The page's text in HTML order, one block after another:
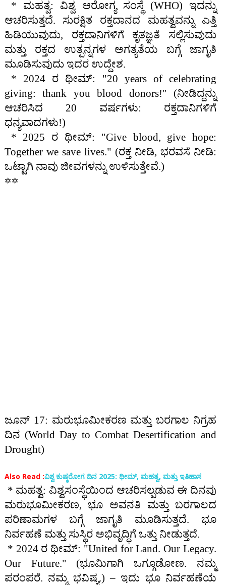
* ಮಹತ್ವ: ವಿಶ್ವ ಆರೋಗ್ಯ ಸಂಸ್ಥೆ (WHO) ಇದನ್ನು
ಆಚರಿಸುತ್ತದೆ. ಸುರಕ್ಷಿತ ರಕ್ತದಾನದ ಮಹತ್ವವನ್ನು ಎತ್ತಿ
ಹಿಡಿಯುವುದು, ರಕ್ತದಾನಿಗಳಿಗೆ ಕೃತಜ್ಞತೆ ಸಲ್ಲಿಸುವುದು
ಮತ್ತು ರಕ್ತದ ಉತ್ಪನ್ನಗಳ ಅಗತ್ಯತೆಯ ಬಗ್ಗೆ ಜಾಗೃತಿ
ಮೂಡಿಸುವುದು ಇದರ ಉದ್ದೇಶ.
* 2024 ರ ಥೀಮ್: "20 years of celebrating
giving: thank you blood donors!" (ನೀಡಿದ್ದನ್ನು
ಆಚರಿಸಿದ 20 ವರ್ಷಗಳು: ರಕ್ತದಾನಿಗಳಿಗೆ
ಧನ್ಯವಾದಗಳು!)
* 2025 ರ ಥೀಮ್: "Give blood, give hope:
Together we save lives." (ರಕ್ತ ನೀಡಿ, ಭರವಸೆ ನೀಡಿ:
ಒಟ್ಟಾಗಿ ನಾವು ಜೀವಗಳನ್ನು ಉಳಿಸುತ್ತೇವೆ.)
🔯🔯
ಜೂನ್ 17: ಮರುಭೂಮೀಕರಣ ಮತ್ತು ಬರಗಾಲ ನಿಗ್ರಹ
ದಿನ (World Day to Combat Desertification and
Drought)
Also Read :ವಿಶ್ವ ಕುಷ್ಠರೋಗ ದಿನ 2025: ಥೀಮ್, ಮಹತ್ವ, ಮತ್ತು ಇತಿಹಾಸ
* ಮಹತ್ವ: ವಿಶ್ವಸಂಸ್ಥೆಯಿಂದ ಆಚರಿಸಲ್ಪಡುವ ಈ ದಿನವು
ಮರುಭೂಮೀಕರಣ, ಭೂ ಅವನತಿ ಮತ್ತು ಬರಗಾಲದ
ಪರಿಣಾಮಗಳ ಬಗ್ಗೆ ಜಾಗೃತಿ ಮೂಡಿಸುತ್ತದೆ. ಭೂ
ನಿರ್ವಹಣೆ ಮತ್ತು ಸುಸ್ಥಿರ ಅಭಿವೃದ್ಧಿಗೆ ಒತ್ತು ನೀಡುತ್ತದೆ.
* 2024 ರ ಥೀಮ್: "United for Land. Our Legacy.
Our Future." (ಭೂಮಿಗಾಗಿ ಒಗ್ಗೂಡೋಣ. ನಮ್ಮ
ಪರಂಪರೆ. ನಮ್ಮ ಭವಿಷ್ಯ.) – ಇದು ಭೂ ನಿರ್ವಹಣೆಯ